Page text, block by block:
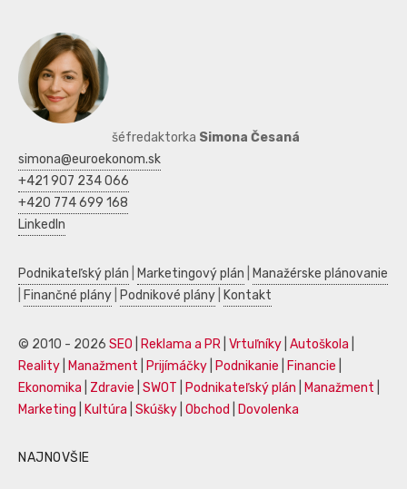
šéfredaktorka Simona Česaná
simona@euroekonom.sk
+421 907 234 066
+420 774 699 168
LinkedIn
Podnikateľský plán Marketingový plán
Manažérske plánovanie
Finančné plány Podnikové plány Kontakt
© 2010 - 2026 SEO Reklama a PR Vrtuľníky Autoškola
Reality
Manažment Prijímáčky Podnikanie Financie
Ekonomika
Zdravie SWOT Podnikateľský plán Manažment
Marketing
Kultúra Skúšky Obchod Dovolenka
NAJNOVŠIE